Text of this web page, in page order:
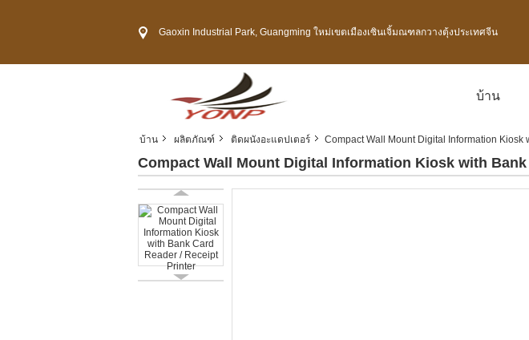
Gaoxin Industrial Park, Guangming ใหม่เขตเมืองเซินเจิ้มณฑลกวางตุ้งประเทศจีน
บ้าน
บ้าน ผลิตภัณฑ์ ติดผนังอะแดปเตอร์ Compact Wall Mount Digital Information
Compact Wall Mount Digital Information Kiosk with